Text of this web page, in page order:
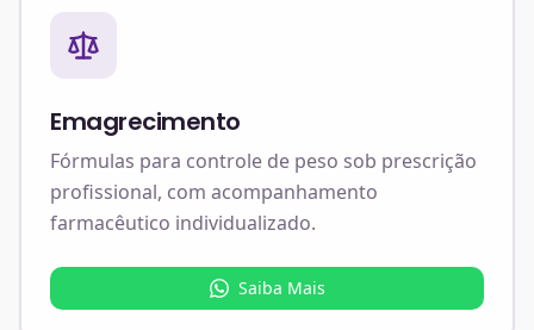
Emagrecimento
Fórmulas para controle de peso sob prescrição
profissional, com acompanhamento
farmacêutico individualizado.
Saiba Mais